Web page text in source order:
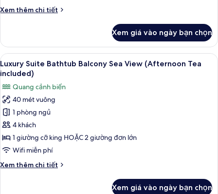
(Afternoon
Xem thêm chi tiết
Chi
Suite
Double
Bathtub
Partial
View
(Afternoon
Tea
included)
Xem giá vào ngày bạn chọn
Xem
tất
ảnh
Luxury
Suite
Bathtub
Balcony
Sea
(Afternoon
Bộ đồ giường cao cấp, nệm có lớp
10
Luxury Suite Bathtub Balcony Sea View (Afternoon Tea
included)
Quang cảnh biển
40 mét vuông
1 phòng ngủ
4 khách
1 giường cỡ king HOẶC 2 giường đơn lớn
Wifi miễn phí
Xem thêm chi tiết
Chi
Xem giá vào ngày bạn chọn